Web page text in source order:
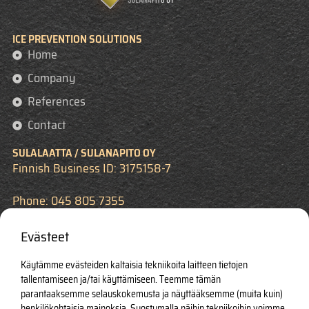
ICE PREVENTION SOLUTIONS
Home
Company
References
Contact
SULALAATTA / SULANAPITO OY
Finnish Business ID: 3175158-7
Phone: 045 805 7355
FI-07150 LAUKKOSKI
Evästeet
Käytämme evästeiden kaltaisia tekniikoita laitteen tietojen
tallentamiseen ja/tai käyttämiseen. Teemme tämän
parantaaksemme selauskokemusta ja näyttääksemme (muita kuin)